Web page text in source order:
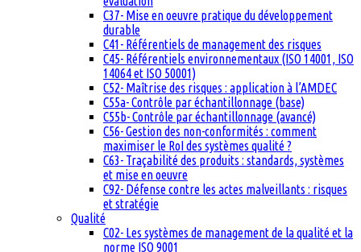
C37- Mise en oeuvre pratique du développement
durable
C41- Référentiels de management des risques
C45- Référentiels environnementaux (ISO 14001, ISO
14064 et ISO 50001)
C52- Maîtrise des risques : application à l’AMDEC
C55a- Contrôle par échantillonnage (base)
C55b- Contrôle par échantillonnage (avancé)
C56- Gestion des non-conformités : comment
maximiser le RoI des systèmes qualité ?
C63- Traçabilité des produits : standards, systèmes
et mise en oeuvre
C92- Défense contre les actes malveillants : risques
et stratégie
Qualité
C02- Les systèmes de management de la qualité et la
norme ISO 9001